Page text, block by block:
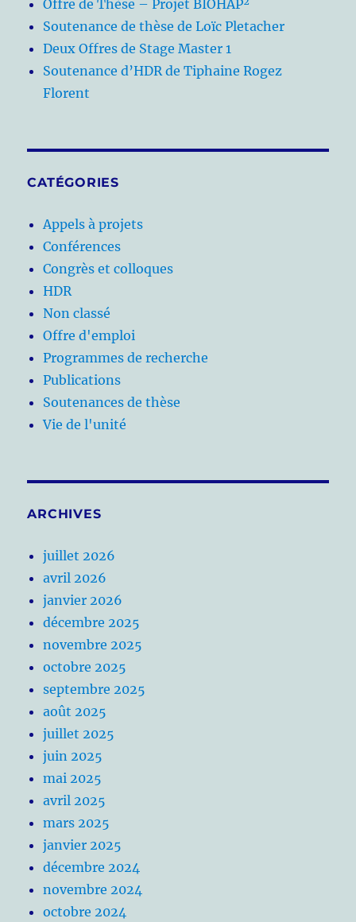
Offre de Thèse – Projet BIOHAP²
Soutenance de thèse de Loïc Pletacher
Deux Offres de Stage Master 1
Soutenance d’HDR de Tiphaine Rogez
Florent
CATÉGORIES
Appels à projets
Conférences
Congrès et colloques
HDR
Non classé
Offre d'emploi
Programmes de recherche
Publications
Soutenances de thèse
Vie de l'unité
ARCHIVES
juillet 2026
avril 2026
janvier 2026
décembre 2025
novembre 2025
octobre 2025
septembre 2025
août 2025
juillet 2025
juin 2025
mai 2025
avril 2025
mars 2025
janvier 2025
décembre 2024
novembre 2024
octobre 2024